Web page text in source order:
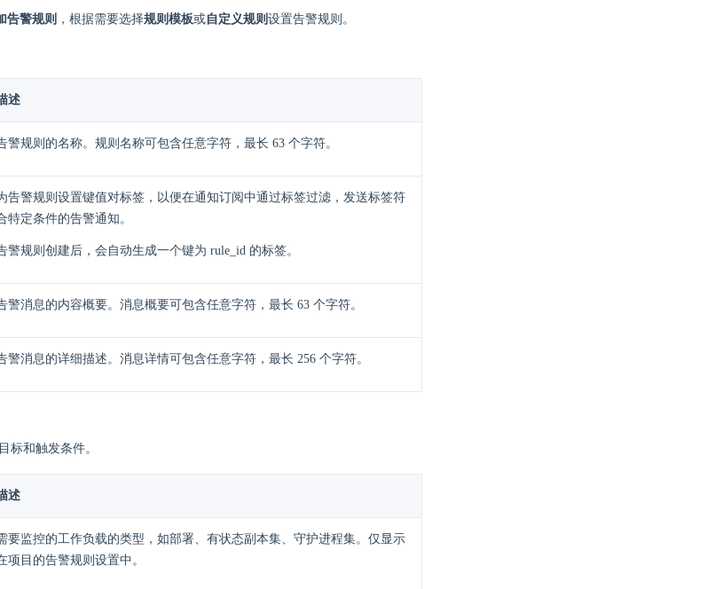
告警规则 ，根据需要选择规则模板或自定义规则 设置告警规则。
述
警规则的名称。规则名称可包含任意字符，最长 63 个字符。
告警规则设置键值对标签，以便在通知订阅中通过标签过滤，发送标签符
特定条件的告警通知。
警规则创建后，会自动生成一个键为 rule_id 的标签。
警消息的内容概要。消息概要可包含任意字符，最长 63 个字符。
警消息的详细描述。消息详情可包含任意字符，最长 256 个字符。
标和触发条件。
述
要监控的工作负载的类型，如部署、有状态副本集、守护进程集。仅显示
项目的告警规则设置中。